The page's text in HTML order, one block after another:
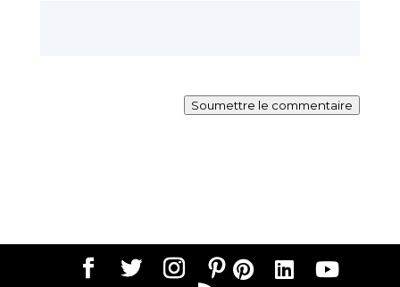
Soumettre le commentaire